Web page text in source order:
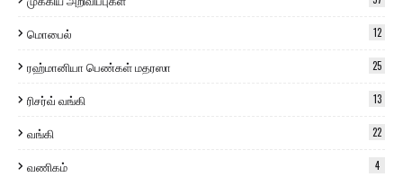
மொபைல் 12
ரஹ்மானியா பெண்கள் மதரஸா 25
ரிசர்வ் வங்கி 13
வங்கி 22
வணிகம் 4